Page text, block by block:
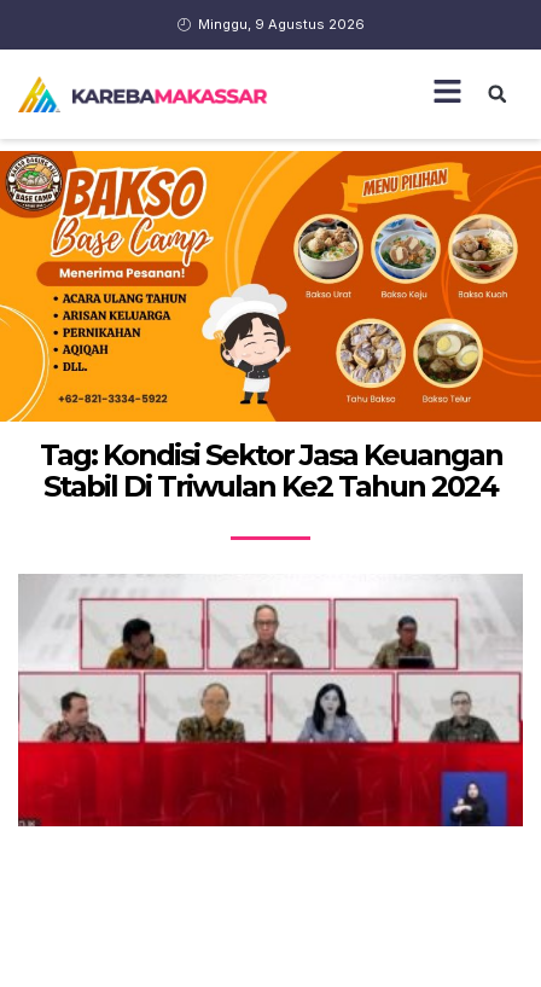
Minggu, 9 Agustus 2026
Tag: Kondisi Sektor Jasa Keuangan
Stabil Di Triwulan Ke2 Tahun 2024